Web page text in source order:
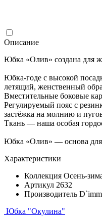
Описание
Юбка «Олив» создана для
Юбка-годе с высокой
летящий, женственный
Вместительные боковые
Регулируемый пояс с
застёжка на молнию и
Ткань — наша особая
Юбка «Олив» — основа для
Характеристики
Коллекция Осень-
Артикул 2632
Производитель
Юбка "Окулина"